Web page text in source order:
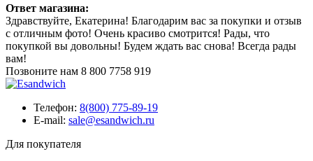
Ответ магазина:
Здравствуйте, Екатерина! Благодарим вас за покупки и отзыв
с отличным фото! Очень красиво смотрится! Рады, что
покупкой вы довольны! Будем ждать вас снова! Всегда рады
вам!
Позвоните нам 8 800 7758 919
Телефон: 8(800) 775-89-19
E-mail: sale@esandwich.ru
Для покупателя